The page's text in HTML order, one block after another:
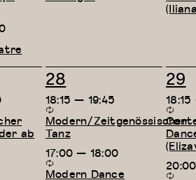
ab
2
Veranstaltungen,
28
18:15— 19:45
Modern/Zeitgenössischer
Tanz
17:00— 18:00
Modern Dance
2
29
18:15
20:00